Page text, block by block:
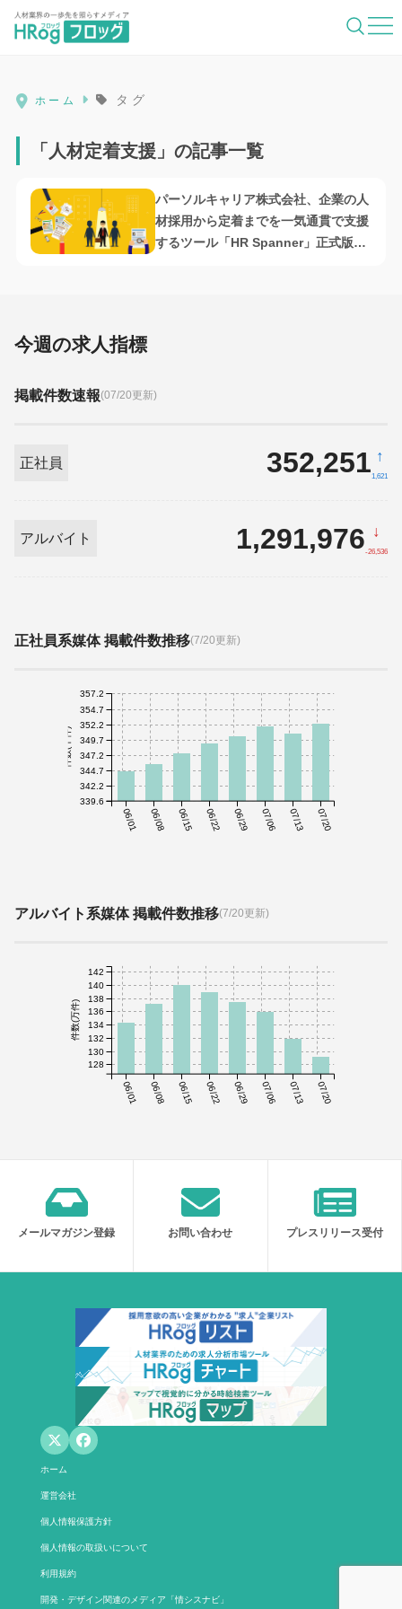
HRog | 人材業界の一歩先を照らすメディ
ホーム タグ
「人材定着支援」の記事一覧
パーソルキャリア株式会社、企業の人
材採用から定着までを一気通貫で支援
するツール「HR Spanner」正式版を
今週の求人指標
掲載件数速報(07/20更新)
正社員 352,251 ↑
1,621
アルバイト 1,291,976 ↓
-26,536
正社員系媒体 掲載件数推移(7/20更新)
06/01 06/08 06/15 06/22 06/29 07/06 07/13 07/20
件数(千件)
339.6
342.2
344.7
347.2
349.7
352.2
354.7
357.2
アルバイト系媒体 掲載件数推移(7/20更新)
06/01 06/08 06/15 06/22 06/29 07/06 07/13 07/20
件数(万件)
128
130
132
134
136
138
140
142
メールマガジン登録 お問い合わせ プレスリリース受付
ホーム
運営会社
個人情報保護方針
個人情報の取扱いについて
利用規約
開発・デザイン関連のメディア「情シスナビ」